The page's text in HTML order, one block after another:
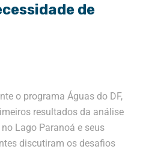
de
o programa Águas do DF,
resultados da análise
Lago Paranoá e seus
discutiram os desafios